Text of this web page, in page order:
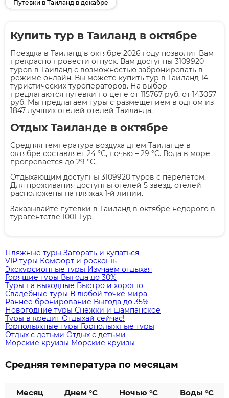
Путевки в Таиланд в декабре
Купить тур в Таиланд в октябре
Поездка в Таиланд в октябре 2026 году позволит Вам
прекрасно провести отпуск. Вам доступны 3109920
туров в Таиланд с возможностью забронировать в
режиме онлайн. Вы можете купить тур в Таиланд 14
туристических туроператоров. На выбор
предлагаются путевки по цене от 115767 руб. от 143057
руб. Мы предлагаем туры с размещением в одном из
1847 лучших отелей отелей Таиланда.
Отдых Таиланде в октябре
Средняя температура воздуха днем Таиланде в
октябре составляет 24 °C, ночью – 29 °C. Вода в море
прогревается до 29 °C.
Отдыхающим доступны 3109920 туров с перелетом.
Для проживания доступны отелей 5 звезд. отелей
расположены на пляжах 1-й линии.
Заказывайте путевки в Таиланд в октябре недорого в
турагентстве 1001 Тур.
Пляжные туры Загорать и купаться
VIP туры Комфорт и роскошь
Экскурсионные туры Изучаем отдыхая
Горящие туры Выгода до 30%
Туры на выходные Быстро и хорошо
Свадебные туры В любой точке мира
Раннее бронирование Выгода до 35%
Новогодние туры Снежки и шампанское
Туры в кредит Отдыхай сейчас!
Горнолыжные туры Горнолыжные туры
Отдых с детьми Отдых с детьми
Морские круизы Морские круизы
Средняя температура по месяцам
Месяц Днем °C Ночью °C Воды °C